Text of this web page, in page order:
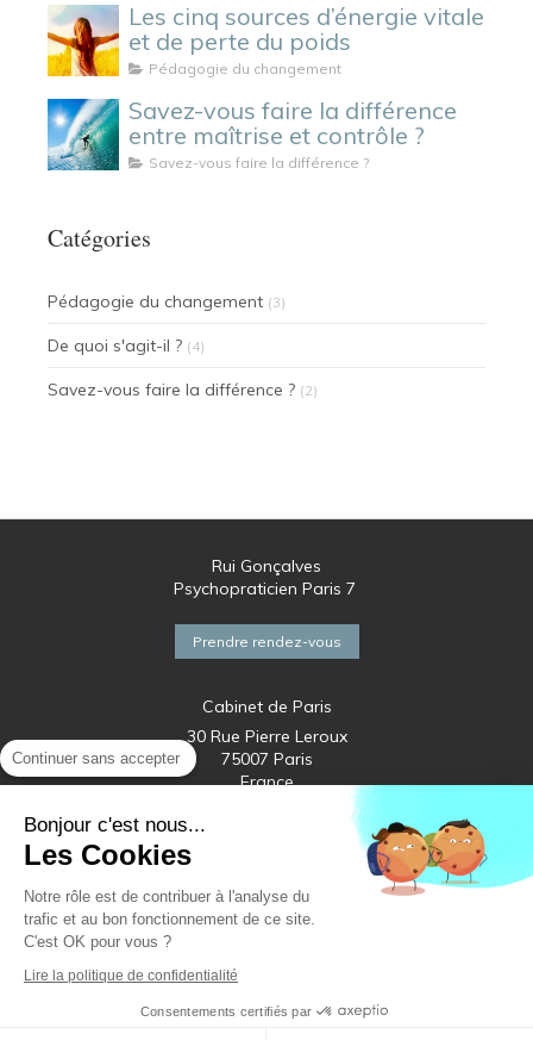
Les cinq sources d’énergie vitale
et de perte du poids
Pédagogie du changement
Savez-vous faire la différence
entre maîtrise et contrôle ?
Savez-vous faire la différence ?
Catégories
Pédagogie du changement (3)
De quoi s'agit-il ? (4)
Savez-vous faire la différence ? (2)
Rui Gonçalves
Psychopraticien Paris 7
Prendre rendez-vous
Cabinet de Paris
30 Rue Pierre Leroux
75007 Paris
France
Métro Vaneau Ligne 10
Mentions légales
Continuer sans accepter
Bonjour c'est nous...
Les Cookies
Notre rôle est de contribuer à l'analyse du
trafic et au bon fonctionnement de ce site.
C'est OK pour vous ?
Lire la politique de confidentialité
Consentements certifiés par